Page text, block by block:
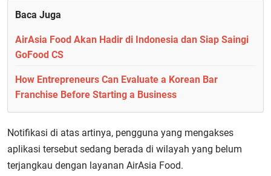
Baca Juga
AirAsia Food Akan Hadir di Indonesia dan Siap Saingi
GoFood CS
How Entrepreneurs Can Evaluate a Korean Bar
Franchise Before Starting a Business
Notifikasi di atas artinya, pengguna yang mengakses
aplikasi tersebut sedang berada di wilayah yang belum
terjangkau dengan layanan AirAsia Food.